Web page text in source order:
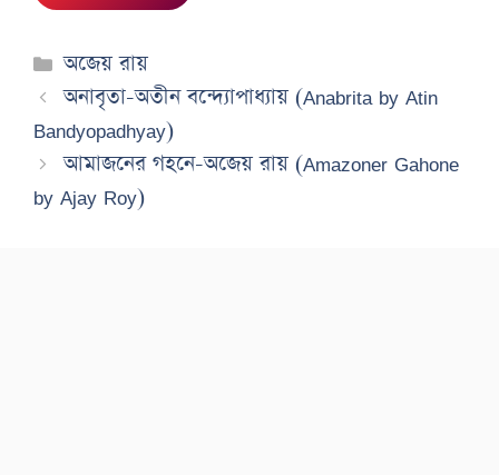
Categories
অজেয় রায়
অনাবৃতা-অতীন বন্দ্যোপাধ্যায় (Anabrita by Atin
Bandyopadhyay)
আমাজনের গহনে-অজেয় রায় (Amazoner Gahone
by Ajay Roy)